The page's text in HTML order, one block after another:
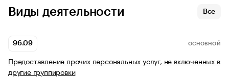
Виды деятельности Все
96.09 ОСНОВНОЙ
Предоставление прочих персональных услуг, не включенных в
другие группировки